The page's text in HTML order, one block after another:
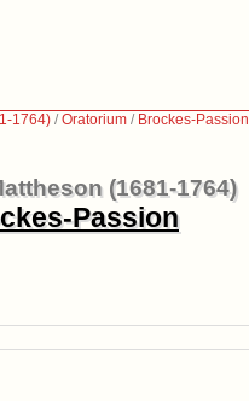
1764) /Oratorium / Brockes-Passion
(1681-1764)
Passion